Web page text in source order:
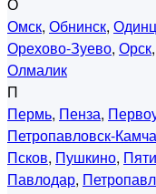
Омск, Обнинск,
Орехово-Зуево, Орск,
Олмалик
П
Пермь, Пенза,
Петропавловск-
Псков, Пушкино,
Павлодар,